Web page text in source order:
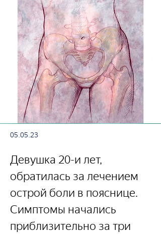
05.05.23
Девушка 20-и лет,
обратилась за лечением
острой боли в пояснице.
Симптомы начались
приблизительно за три